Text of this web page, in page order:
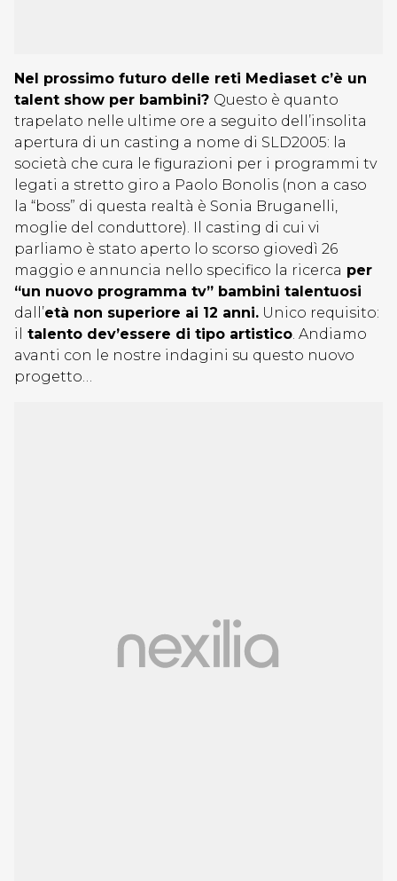
Nel prossimo futuro delle reti Mediaset c’è un
talent show per bambini? Questo è quanto
trapelato nelle ultime ore a seguito dell’insolita
apertura di un casting a nome di SLD2005: la
società che cura le figurazioni per i programmi tv
legati a stretto giro a Paolo Bonolis (non a caso
la “boss” di questa realtà è Sonia Bruganelli,
moglie del conduttore). Il casting di cui vi
parliamo è stato aperto lo scorso giovedì 26
maggio e annuncia nello specifico la ricerca per
“un nuovo programma tv” bambini talentuosi
dall’età non superiore ai 12 anni. Unico requisito:
il
talento dev’essere di tipo artistico. Andiamo
avanti con le nostre indagini su questo nuovo
progetto…